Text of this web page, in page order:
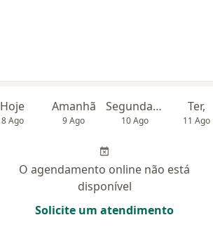
Hoje
8 Ago
Amanhã
9 Ago
Segunda-feira
10 Ago
Ter,
11 Ago
O agendamento online não está
disponível
Solicite um atendimento